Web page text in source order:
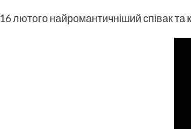
16 лютого найромантичніший співак та